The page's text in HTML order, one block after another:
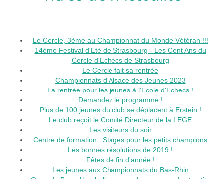
Le Cercle, 3ème au Championnat du Monde Vétéran !!!
14ème Festival d'Eté de Strasbourg - Les Cent Ans du
Cercle d'Echecs de Strasbourg
Le Cercle fait sa rentrée
Championnats d'Alsace des Jeunes 2023
La rentrée pour les jeunes à l'Ecole d'Echecs !
Demandez le programme !
Plus de 100 jeunes du club se déplacent à Erstein !
Le club reçoit le Comité Directeur de la LEGE
Les visiteurs du soir
Centre de formation : Stages pour les petits champions
Les bonnes résolutions de 2019 !
Fêtes de fin d'année !
Les jeunes aux Championnats du Bas-Rhin